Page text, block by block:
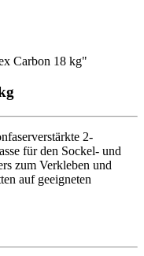
Carbon 18 kg"
2-
für den Sockel- und
zum Verkleben und
auf geeigneten
Armierungsschichten
18-kg-Kombigebinde